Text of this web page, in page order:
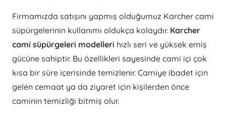
Firmamızda satışını yapmış olduğumuz Karcher cami
süpürgelerinin kullanımı oldukça kolaydır. Karcher
cami süpürgeleri modelleri hızlı seri ve yüksek emiş
gücüne sahiptir. Bu özellikleri sayesinde cami içi çok
kısa bir süre içerisinde temizlenir. Camiye ibadet için
gelen cemaat ya da ziyaret için kişilerden önce
caminin temizliği bitmiş olur.